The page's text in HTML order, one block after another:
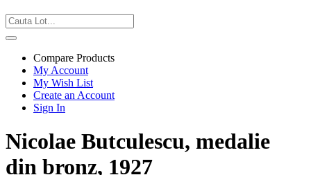
Compare Products
My Account
My Wish List
Create an Account
Sign In
Nicolae Butculescu, medalie
din bronz, 1927